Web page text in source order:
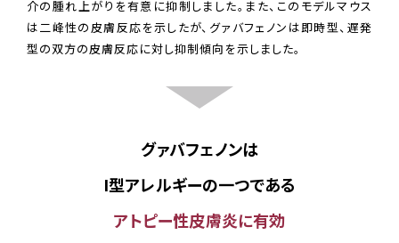
介の腫れ上がりを有意に抑制しました。また、このモデルマウス
は二峰性の皮膚反応を示したが、グァバフェノンは即時型、遅発
型の双方の皮膚反応に対し抑制傾向を示しました。
グァバフェノンは
I型アレルギーの一つである
アトピー性皮膚炎に有効